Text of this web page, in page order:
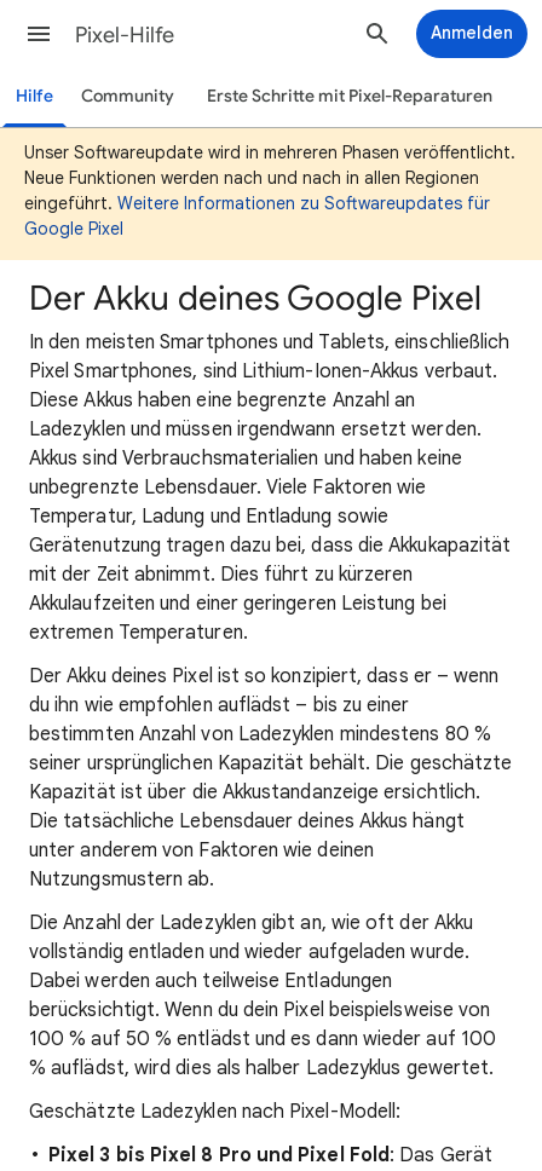
Pixel-Hilfe Anmelden
Hilfe Community Erste Schritte mit Pixel-Reparaturen
Unser Softwareupdate wird in mehreren Phasen veröffentlicht.
Neue Funktionen werden nach und nach in allen Regionen
eingeführt. Weitere Informationen zu Softwareupdates für
Google Pixel
Der Akku deines Google Pixel
In den meisten Smartphones und Tablets, einschließlich
Pixel Smartphones, sind Lithium-Ionen-Akkus verbaut.
Diese Akkus haben eine begrenzte Anzahl an
Ladezyklen und müssen irgendwann ersetzt werden.
Akkus sind Verbrauchsmaterialien und haben keine
unbegrenzte Lebensdauer. Viele Faktoren wie
Temperatur, Ladung und Entladung sowie
Gerätenutzung tragen dazu bei, dass die Akkukapazität
mit der Zeit abnimmt. Dies führt zu kürzeren
Akkulaufzeiten und einer geringeren Leistung bei
extremen Temperaturen.
Der Akku deines Pixel ist so konzipiert, dass er – wenn
du ihn wie empfohlen auflädst – bis zu einer
bestimmten Anzahl von Ladezyklen mindestens 80 %
seiner ursprünglichen Kapazität behält. Die geschätzte
Kapazität ist über die Akkustandanzeige ersichtlich.
Die tatsächliche Lebensdauer deines Akkus hängt
unter anderem von Faktoren wie deinen
Nutzungsmustern ab.
Die Anzahl der Ladezyklen gibt an, wie oft der Akku
vollständig entladen und wieder aufgeladen wurde.
Dabei werden auch teilweise Entladungen
berücksichtigt. Wenn du dein Pixel beispielsweise von
100 % auf 50 % entlädst und es dann wieder auf 100
% auflädst, wird dies als halber Ladezyklus gewertet.
Geschätzte Ladezyklen nach Pixel-Modell:
Pixel 3 bis Pixel 8 Pro und Pixel Fold: Das Gerät